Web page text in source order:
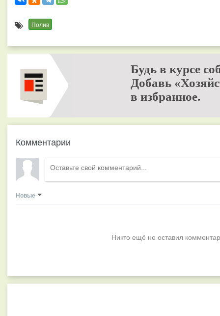
Полив
Будь в курсе
Добавь
в избранное.
Комментарии
Новые
Никто ещё не оставил